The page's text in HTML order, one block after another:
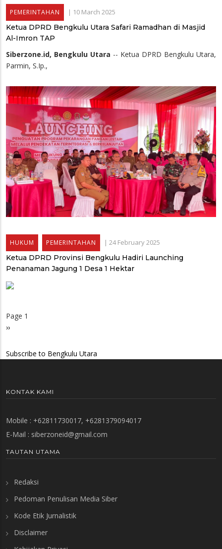
PEMERINTAHAN | 10 March 2025
Ketua DPRD Bengkulu Utara Safari Ramadhan di Masjid
Al-Imron TAP
Siberzone.id, Bengkulu Utara -- Ketua DPRD Bengkulu Utara,
Parmin, S.Ip.,
HUKUM PEMERINTAHAN | 24 February 2025
Ketua DPRD Provinsi Bengkulu Hadiri Launching
Penanaman Jagung 1 Desa 1 Hektar
Pagination
Page 1
Next
››
Subscribe to Bengkulu Utara
KONTAK KAMI
Mobile : +62811730017, +6281379094017
E-Mail : siberzoneid@gmail.com
TAUTAN UTAMA
Redaksi
Pedoman Penulisan Media Siber
Kode Etik Jurnalistik
Disclaimer